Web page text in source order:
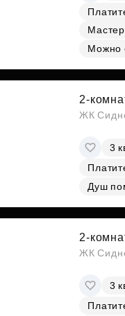
Можно
2-
ЖК
3
Душ
2-
ЖК
3